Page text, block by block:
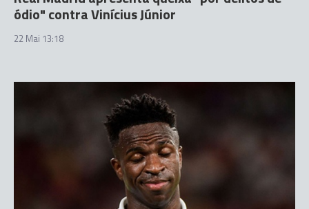
ódio" contra Vinícius Júnior
22 Mai 13:18